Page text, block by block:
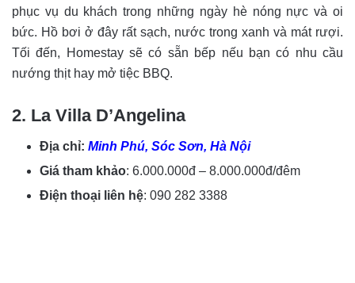
phục vụ du khách trong những ngày hè nóng nực và oi
bức. Hồ bơi ở đây rất sạch, nước trong xanh và mát rượi.
Tối đến, Homestay sẽ có sẵn bếp nếu bạn có nhu cầu
nướng thịt hay mở tiệc BBQ.
2. La Villa D’Angelina
Địa chỉ: Minh Phú, Sóc Sơn, Hà Nội
Giá tham khảo: 6.000.000đ – 8.000.000đ/đêm
Điện thoại liên hệ: 090 282 3388